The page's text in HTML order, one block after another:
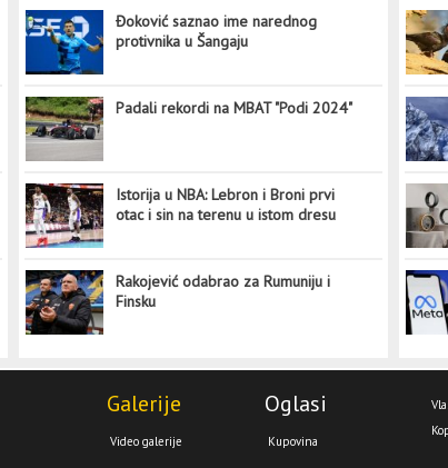
Đoković saznao ime narednog
protivnika u Šangaju
Padali rekordi na MBAT "Podi 2024"
Istorija u NBA: Lebron i Broni prvi
otac i sin na terenu u istom dresu
Rakojević odabrao za Rumuniju i
Finsku
Galerije
Video galerije
Oglasi
Kupovina